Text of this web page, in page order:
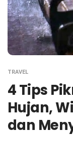
TRAVEL
4 Tips
Hujan,
dan